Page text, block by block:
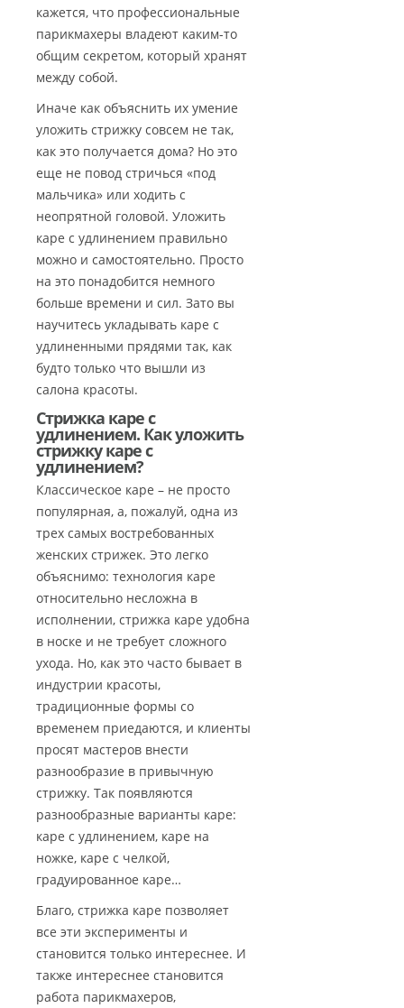
кажется, что профессиональные
парикмахеры владеют каким-то
общим секретом, который хранят
между собой.
Иначе как объяснить их умение
уложить стрижку совсем не так,
как это получается дома? Но это
еще не повод стричься «под
мальчика» или ходить с
неопрятной головой. Уложить
каре с удлинением правильно
можно и самостоятельно. Просто
на это понадобится немного
больше времени и сил. Зато вы
научитесь укладывать каре с
удлиненными прядями так, как
будто только что вышли из
салона красоты.
Стрижка каре с
удлинением. Как уложить
стрижку каре с
удлинением?
Классическое каре – не просто
популярная, а, пожалуй, одна из
трех самых востребованных
женских стрижек. Это легко
объяснимо: технология каре
относительно несложна в
исполнении, стрижка каре удобна
в носке и не требует сложного
ухода. Но, как это часто бывает в
индустрии красоты,
традиционные формы со
временем приедаются, и клиенты
просят мастеров внести
разнообразие в привычную
стрижку. Так появляются
разнообразные варианты каре:
каре с удлинением, каре на
ножке, каре с челкой,
градуированное каре…
Благо, стрижка каре позволяет
все эти эксперименты и
становится только интереснее. И
также интереснее становится
работа парикмахеров,